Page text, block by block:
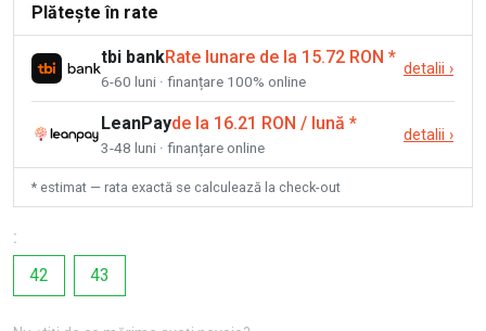
Plătește în rate
tbi bankRate lunare de la 15.72 RON *
6-60 luni · finanțare 100% online
detalii ›
LeanPayde la 16.21 RON / lună *
3-48 luni · finanțare online
detalii ›
* estimat — rata exactă se calculează la check-out
:
42
43